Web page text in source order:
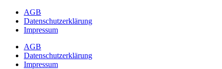
АGB
Datenschutzerklärung
Impressum
АGB
Datenschutzerklärung
Impressum